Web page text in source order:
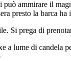
ammirare il
presto la barca
Si prega di
a lume di candela